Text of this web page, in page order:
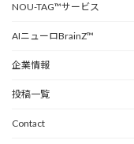
NOU-TAG™サービス
AIニューロBrainZ™
企業情報
投稿一覧
Contact